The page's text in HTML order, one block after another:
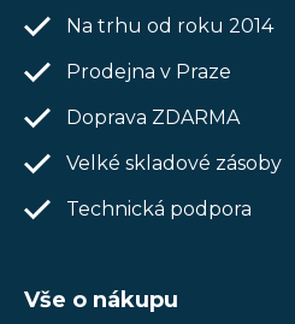
Na trhu od roku 2014
Prodejna v Praze
Doprava ZDARMA
Velké skladové zásoby
Technická podpora
Vše o nákupu